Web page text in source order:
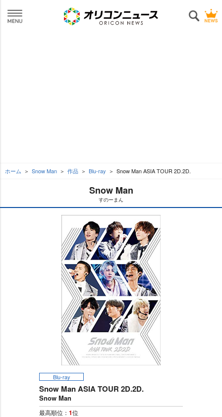
ホーム Snow Man 作品 Blu-ray Snow Man ASIA TOUR 2D.2D.
Snow Man
すのーまん
Blu-ray
Snow Man ASIA TOUR 2D.2D.
Snow Man
最高順位： 1位